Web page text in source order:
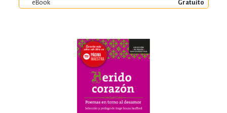
eBook Gratuito